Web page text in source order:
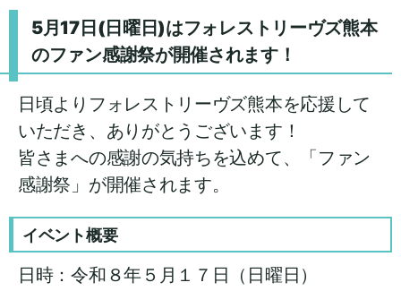
5月17日(日曜日)はフォレストリーヴズ熊本
のファン感謝祭が開催されます！
日頃よりフォレストリーヴズ熊本を応援して
いただき、ありがとうございます！
皆さまへの感謝の気持ちを込めて、「ファン
感謝祭」が開催されます。
イベント概要
日時：令和８年５月１７日（日曜日）